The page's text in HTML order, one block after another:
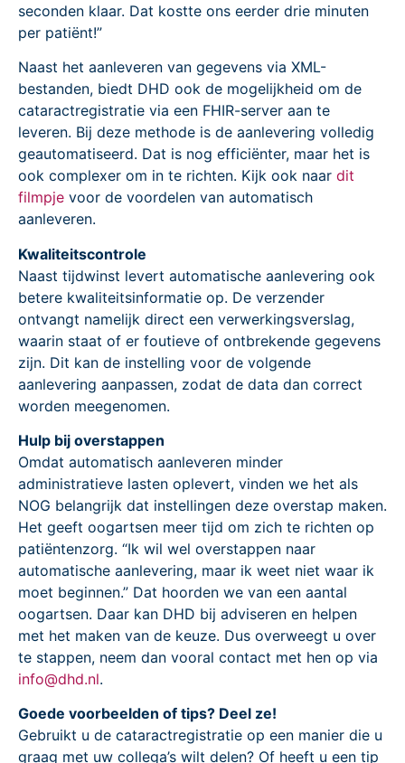
seconden klaar. Dat kostte ons eerder drie minuten
per patiënt!”
Naast het aanleveren van gegevens via XML-
bestanden, biedt DHD ook de mogelijkheid om de
cataractregistratie via een FHIR-server aan te
leveren. Bij deze methode is de aanlevering volledig
geautomatiseerd. Dat is nog efficiënter, maar het is
ook complexer om in te richten. Kijk ook naar dit
filmpje voor de voordelen van automatisch
aanleveren.
Kwaliteitscontrole
Naast tijdwinst levert automatische aanlevering ook
betere kwaliteitsinformatie op. De verzender
ontvangt namelijk direct een verwerkingsverslag,
waarin staat of er foutieve of ontbrekende gegevens
zijn. Dit kan de instelling voor de volgende
aanlevering aanpassen, zodat de data dan correct
worden meegenomen.
Hulp bij overstappen
Omdat automatisch aanleveren minder
administratieve lasten oplevert, vinden we het als
NOG belangrijk dat instellingen deze overstap maken.
Het geeft oogartsen meer tijd om zich te richten op
patiëntenzorg. “Ik wil wel overstappen naar
automatische aanlevering, maar ik weet niet waar ik
moet beginnen.” Dat hoorden we van een aantal
oogartsen. Daar kan DHD bij adviseren en helpen
met het maken van de keuze. Dus overweegt u over
te stappen, neem dan vooral contact met hen op via
info@dhd.nl.
Goede voorbeelden of tips? Deel ze!
Gebruikt u de cataractregistratie op een manier die u
graag met uw collega’s wilt delen? Of heeft u een tip